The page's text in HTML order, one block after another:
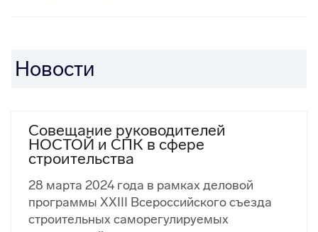
Новости
Совещание руководителей
НОСТОЙ и СПК в сфере
строительства
28 марта 2024 года в рамках деловой
программы XXIII Всероссийского съезда
строительных саморегулируемых